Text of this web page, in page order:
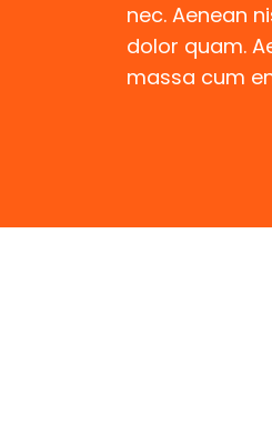
nec. Aenean
dolor quam.
massa cum